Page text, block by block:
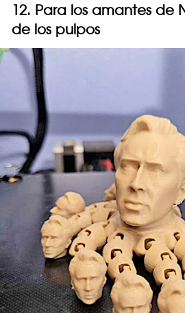
12. Para los amantes de
de los pulpos